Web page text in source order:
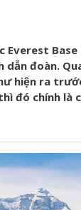
Everest
đoàn.
hiện ra
đó chính là